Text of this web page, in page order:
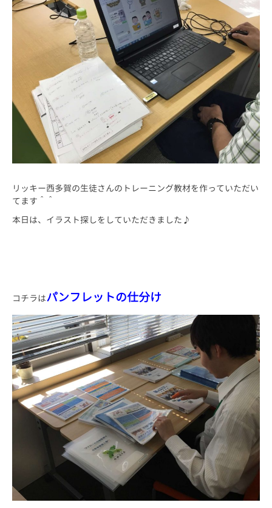
リッキー西多賀の生徒さんのトレーニング教材を作っていただい
てます＾＾
本日は、イラスト探しをしていただきました♪
コチラはパンフレットの仕分け